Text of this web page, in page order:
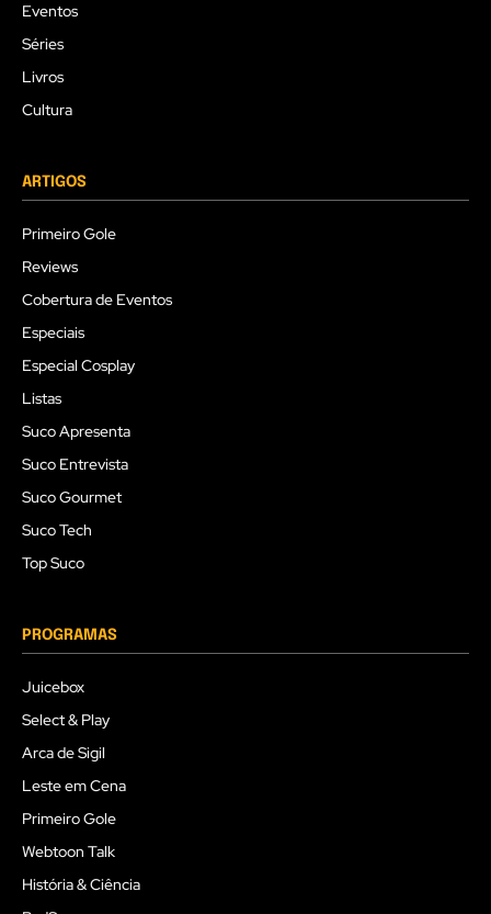
Eventos
Séries
Livros
Cultura
ARTIGOS
Primeiro Gole
Reviews
Cobertura de Eventos
Especiais
Especial Cosplay
Listas
Suco Apresenta
Suco Entrevista
Suco Gourmet
Suco Tech
Top Suco
PROGRAMAS
Juicebox
Select & Play
Arca de Sigil
Leste em Cena
Primeiro Gole
Webtoon Talk
História & Ciência